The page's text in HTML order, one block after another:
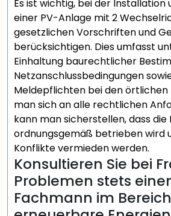
Es ist wichtig, bei der Installation
einer PV-Anlage mit 2
gesetzlichen Vorschriften und
berücksichtigen. Dies umfasst
Einhaltung baurechtlicher
Netzanschlussbedingungen
Meldepflichten bei den örtlichen
man sich an alle rechtlichen
kann man sicherstellen, dass die
ordnungsgemäß betrieben wird
Konflikte vermieden werden.
Konsultieren Sie bei
Problemen stets
Fachmann im Bereich